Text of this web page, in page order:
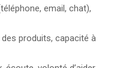
email, chat),
produits, capacité à